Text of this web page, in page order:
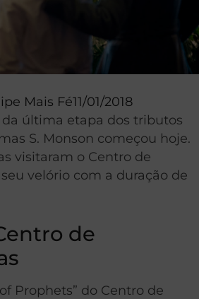
Mais Fé11/01/2018
última etapa dos tributos
S. Monson começou hoje.
visitaram o Centro de
velório com a duração de
de
Prophets” do Centro de